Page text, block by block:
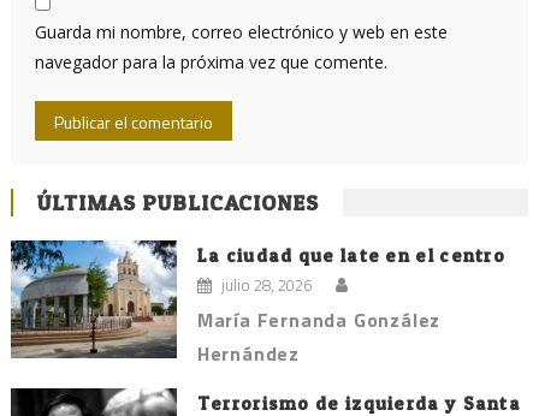
Guarda mi nombre, correo electrónico y web en este
navegador para la próxima vez que comente.
ÚLTIMAS PUBLICACIONES
La ciudad que late en el centro
julio 28, 2026
María Fernanda González
Hernández
Terrorismo de izquierda y Santa